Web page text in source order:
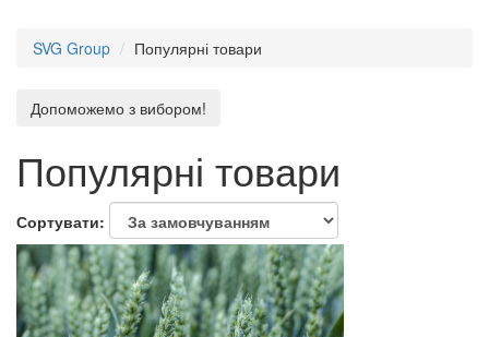
SVG Group Популярні товари
Допоможемо з вибором!
Популярні товари
Сортувати: